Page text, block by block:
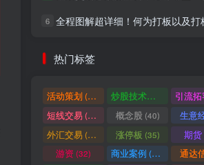
6 全程图解超详细！何为打板以及打板战法
热门标签
活动策划(49) 炒股技术指标 (48)引流
短线交易(40) 概念股(40) 生意
外汇交易(37) 涨停板 (35) 期货
游资 (32) 商业案例 (30) 通达